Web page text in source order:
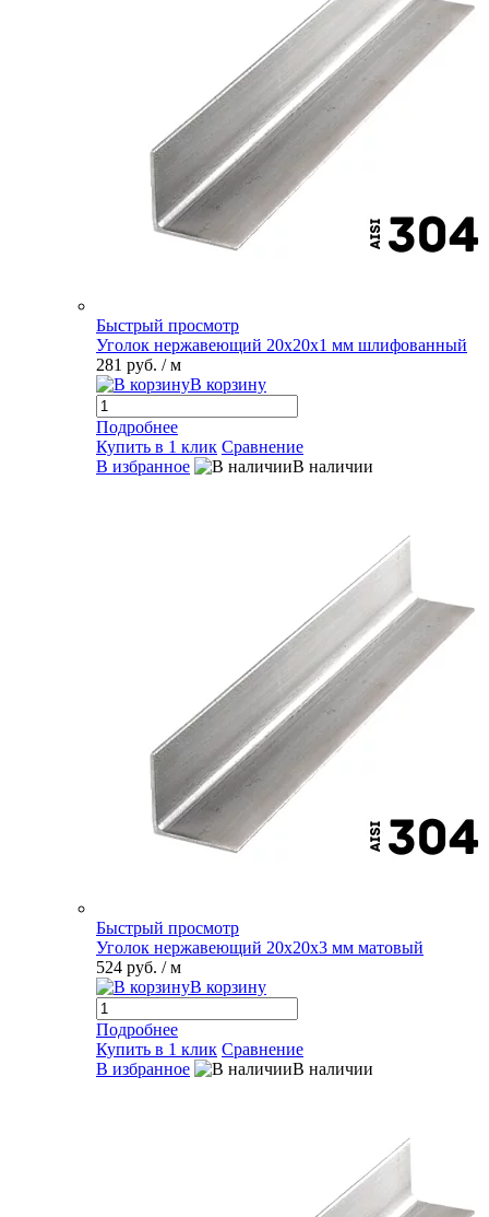
Быстрый просмотр
Уголок нержавеющий 20х20х1 мм шлифованный
281 руб. / м
В корзину
Подробнее
Купить в 1 клик Сравнение
В избранное
В наличии
Быстрый просмотр
Уголок нержавеющий 20х20х3 мм матовый
524 руб. / м
В корзину
Подробнее
Купить в 1 клик Сравнение
В избранное
В наличии